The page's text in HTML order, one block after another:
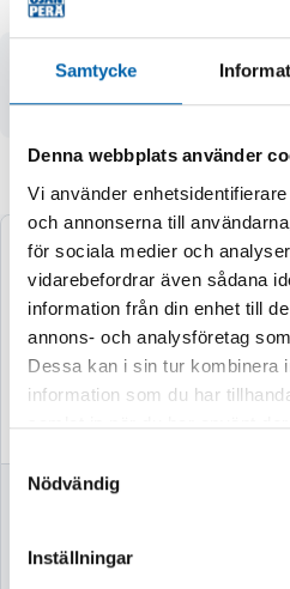
Samtycke
Denna webbplats använder
Vi använder
och annonserna till
för sociala medier och
vidarebefordrar även sådana
information från din enhet till
annons- och analysföretag
Dessa kan i sin tur kombinera
information som du har
samlat in när du har använt
Samtyckesval
Nödvändig
Inställningar
- 6-kants
- längd 76 mm
Andra
SVETSELEKTROD
8ST